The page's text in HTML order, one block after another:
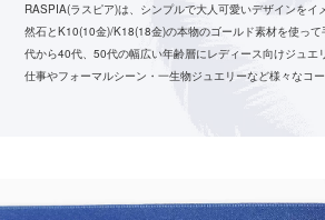
RASPIA(ラスピア)は、シンプルで大人可愛いデザインをイ
然石とK10(10金)/K18(18金)の本物のゴールド素材を使っ
代から40代、50代の幅広い年齢層にレディース向けジュエ
仕事やフォーマルシーン・一生物ジュエリーなど様々なコ